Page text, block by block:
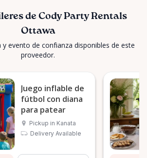
de Cody Party Rentals
Ottawa
y evento de confianza disponibles de este
proveedor.
Juego inflable de
fútbol con diana
para patear
Pickup in Kanata
Delivery Available